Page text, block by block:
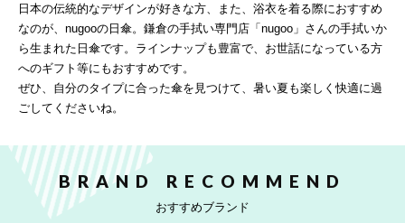
日本の伝統的なデザインが好きな方、また、浴衣を着る際におすすめ
なのが、nugooの日傘。鎌倉の手拭い専門店「nugoo」さんの手拭いか
ら生まれた日傘です。ラインナップも豊富で、お世話になっている方
へのギフト等にもおすすめです。
ぜひ、自分のタイプに合った傘を見つけて、暑い夏も楽しく快適に過
ごしてくださいね。
BRAND RECOMMEND
おすすめブランド